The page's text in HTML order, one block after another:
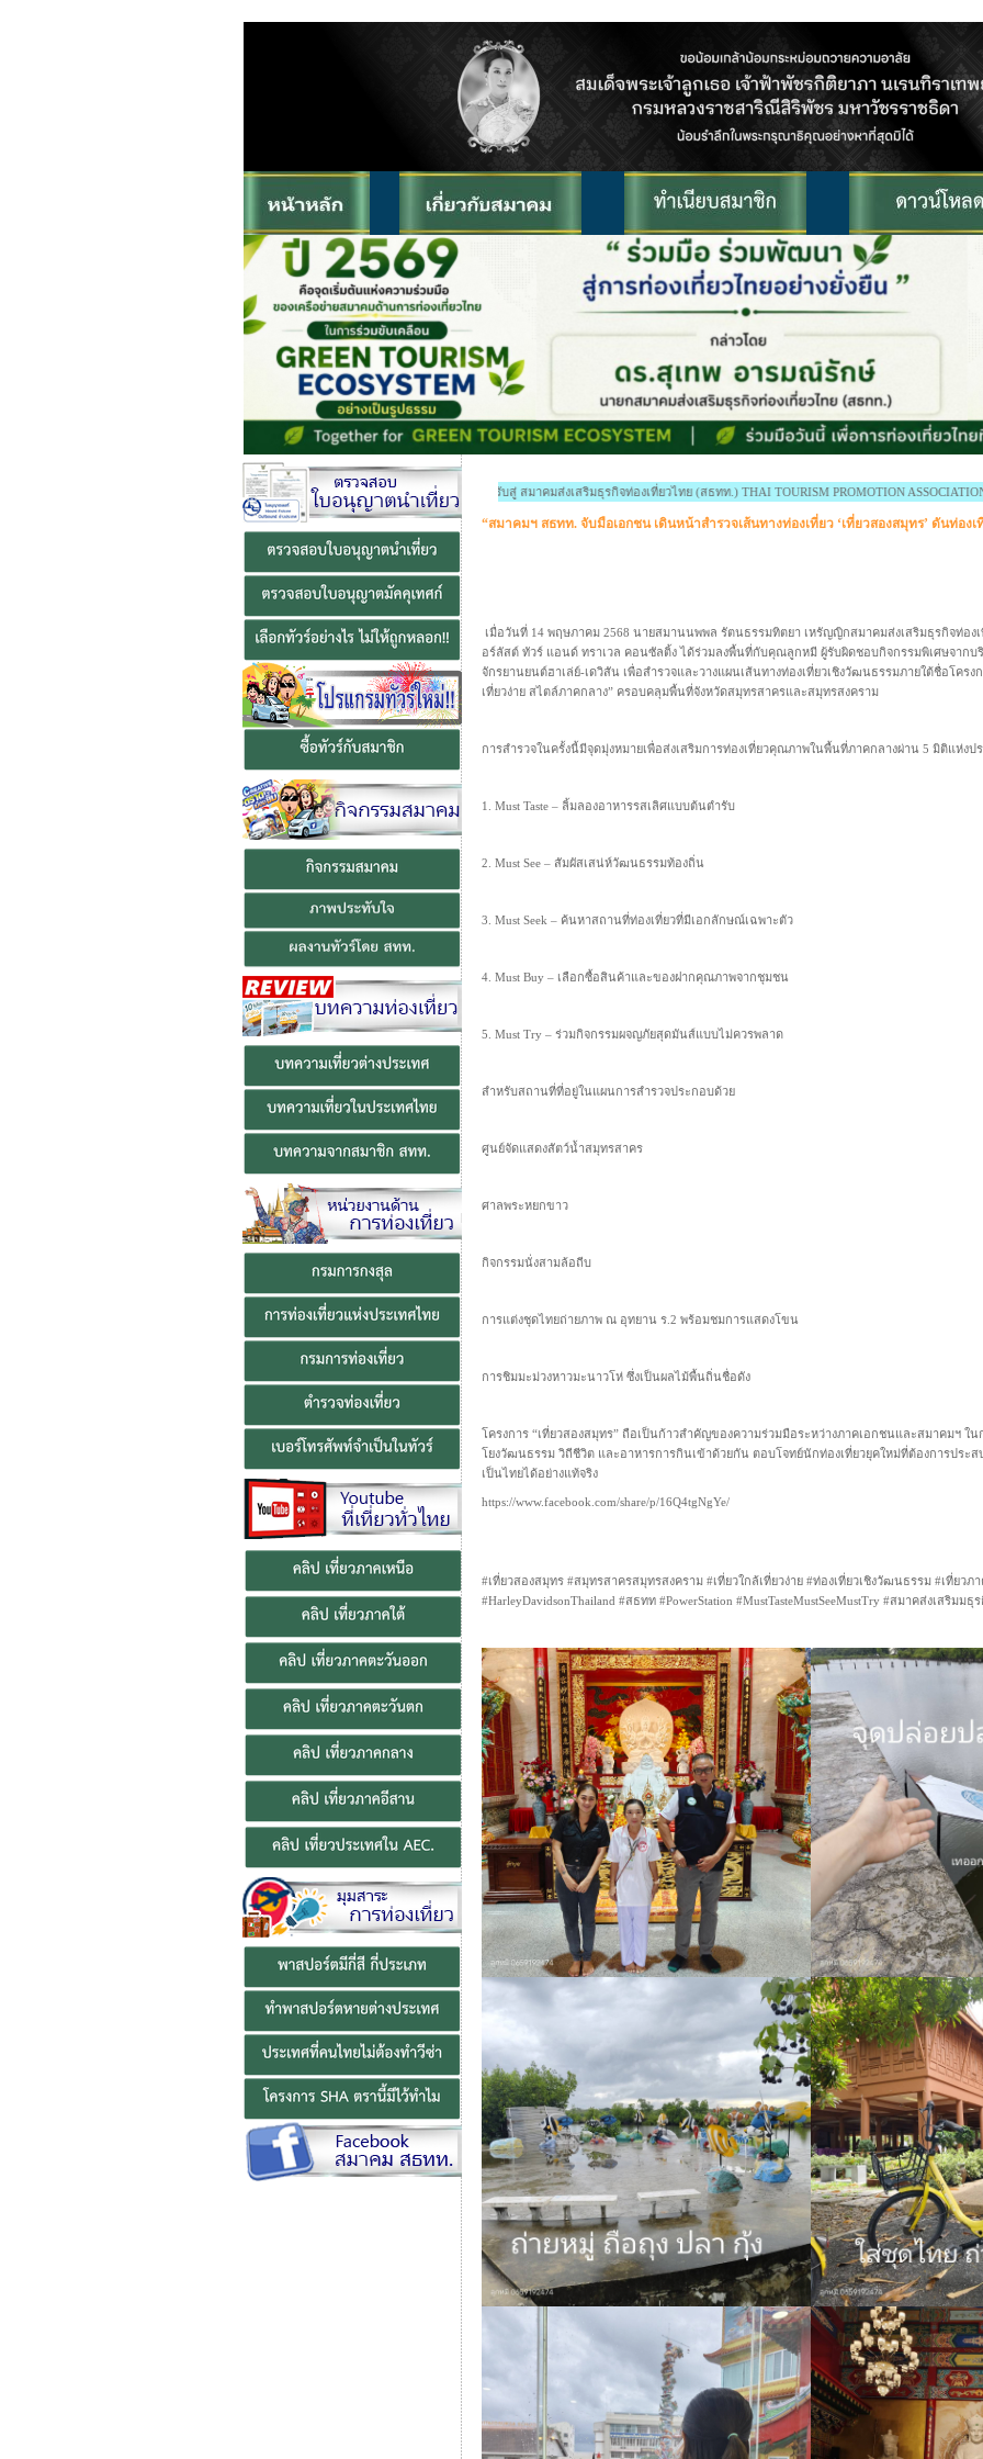
ยินดีต้อนรับสู่ สมาคมส่งเสริมธุรกิจท่องเที่ยวไทย (สธทท.) THAI TOURISM PROMOTION ASSOCIATION (TTPA.)
“สมาคมฯ สธทท. จับมือเอกชน เดินหน้าสำรวจเส้นทางท่องเที่ยว ‘เที่ยวสองสมุทร’ ดันท่องเ
เมื่อวันที่ 14 พฤษภาคม 2568 นายสมานนพพล รัตนธรรมทิตยา เหรัญญิกสมาคมส่งเสริมธุรกิจท่อง
อร์ลัสต์ ทัวร์ แอนด์ ทราเวล คอนซัลติ้ง ได้ร่วมลงพื้นที่กับคุณลูกหมี ผู้รับผิดชอบกิจกรรมพิเศษจากบ
จักรยานยนต์ฮาเล่ย์-เดวิสัน เพื่อสำรวจและวางแผนเส้นทางท่องเที่ยวเชิงวัฒนธรรมภายใต้ชื่อโครง
เที่ยวง่าย สไตล์ภาคกลาง” ครอบคลุมพื้นที่จังหวัดสมุทรสาครและสมุทรสงคราม
การสำรวจในครั้งนี้มีจุดมุ่งหมายเพื่อส่งเสริมการท่องเที่ยวคุณภาพในพื้นที่ภาคกลางผ่าน 5 มิติแห่ง
1. Must Taste – ลิ้มลองอาหารรสเลิศแบบต้นตำรับ
2. Must See – สัมผัสเสน่ห์วัฒนธรรมท้องถิ่น
3. Must Seek – ค้นหาสถานที่ท่องเที่ยวที่มีเอกลักษณ์เฉพาะตัว
4. Must Buy – เลือกซื้อสินค้าและของฝากคุณภาพจากชุมชน
5. Must Try – ร่วมกิจกรรมผจญภัยสุดมันส์แบบไม่ควรพลาด
สำหรับสถานที่ที่อยู่ในแผนการสำรวจประกอบด้วย
ศูนย์จัดแสดงสัตว์น้ำสมุทรสาคร
ศาลพระหยกขาว
กิจกรรมนั่งสามล้อถีบ
การแต่งชุดไทยถ่ายภาพ ณ อุทยาน ร.2 พร้อมชมการแสดงโขน
การชิมมะม่วงหาวมะนาวโห่ ซึ่งเป็นผลไม้พื้นถิ่นชื่อดัง
โครงการ “เที่ยวสองสมุทร” ถือเป็นก้าวสำคัญของความร่วมมือระหว่างภาคเอกชนและสมาคมฯ ใน
โยงวัฒนธรรม วิถีชีวิต และอาหารการกินเข้าด้วยกัน ตอบโจทย์นักท่องเที่ยวยุคใหม่ที่ต้องการประ
เป็นไทยได้อย่างแท้จริง
https://www.facebook.com/share/p/16Q4tgNgYe/
#เที่ยวสองสมุทร #สมุทรสาครสมุทรสงคราม #เที่ยวใกล้เที่ยวง่าย #ท่องเที่ยวเชิงวัฒนธรรม #เที่ยวภา
#HarleyDavidsonThailand #สธทท #PowerStation #MustTasteMustSeeMustTry #สมาคส่งเสริมมธุ